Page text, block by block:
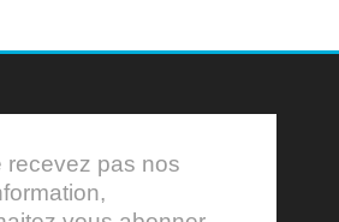
recevez pas nos